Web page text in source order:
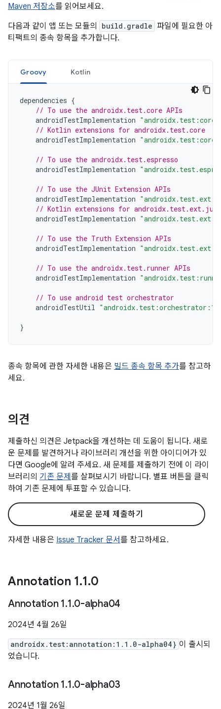
Maven 저장소를 읽어보세요.
다음과 같이 앱 또는 모듈의
build.gradle 파일에 필요한 아
티팩트의 종속 항목을 추가합니다.
Groovy Kotlin
dependencies {
// To use the androidx.test.core APIs
androidTestImplementation
// Kotlin extensions for androidx.test.core
androidTestImplementation
// To use the androidx.test.espresso
androidTestImplementation
// To use the JUnit Extension APIs
androidTestImplementation
// Kotlin extensions for
androidTestImplementation
// To use the Truth Extension APIs
androidTestImplementation
// To use the androidx.test.runner APIs
androidTestImplementation
// To use android test orchestrator
androidTestUtil
}
종속 항목에 관한 자세한 내용은 빌드 종속 항목 추가를 참고하
세요.
의견
제출하신 의견은 Jetpack을 개선하는 데 도움이 됩니다. 새로
운 문제를 발견하거나 라이브러리 개선을 위한 아이디어가 있
다면 Google에 알려 주세요. 새 문제를 제출하기 전에 이 라이
브러리의 기존 문제 를 살펴보시기 바랍니다. 별표 버튼을 클릭
하여 기존 문제에 투표할 수 있습니다.
새로운 문제 제출하기
자세한 내용은 Issue Tracker 문서를 참고하세요.
Annotation 1.1.0
Annotation 1.1.0-alpha04
2024년 4월 26일
androidx.test:annotation:1.1.0-alpha04} 이 출시되
었습니다.
Annotation 1.1.0-alpha03
2024년 1월 26일